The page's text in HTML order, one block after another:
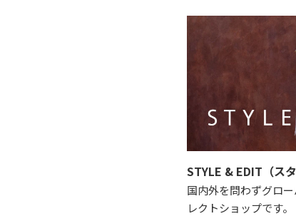
STYLE & EDIT（ス
国内外を問わずグロ
レクトショップです。